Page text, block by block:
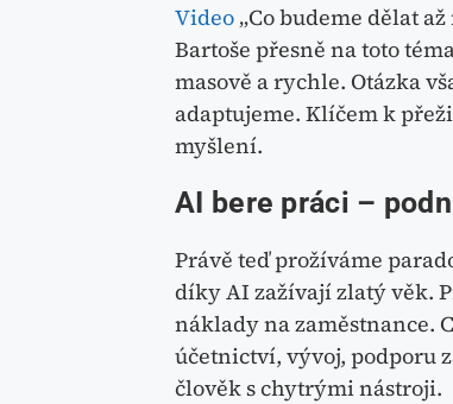
Video „Co budeme dělat
Bartoše přesně na toto
masově a rychle. Otázka
adaptujeme. Klíčem k
myšlení.
AI bere práci –
Právě teď prožíváme
díky AI zažívají zlatý věk.
náklady na zaměstnance.
účetnictví, vývoj, podporu
člověk s chytrými nástroji.